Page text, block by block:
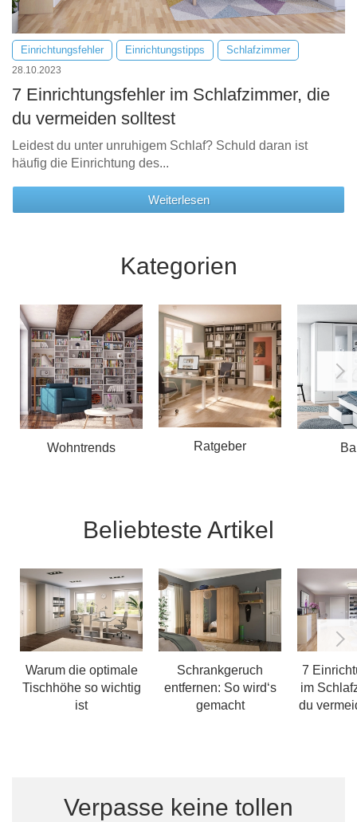
Einrichtungsfehler Einrichtungstipps Schlafzimmer
28.10.2023
7 Einrichtungsfehler im Schlafzimmer, die
du vermeiden solltest
Leidest du unter unruhigem Schlaf? Schuld daran ist
häufig die Einrichtung des...
Weiterlesen
Kategorien
Wohntrends Ratgeber
Beliebteste Artikel
Warum die optimale
Tischhöhe so wichtig
ist
Schrankgeruch
entfernen: So wird‘s
gemacht
7
im
du
Verpasse keine tollen